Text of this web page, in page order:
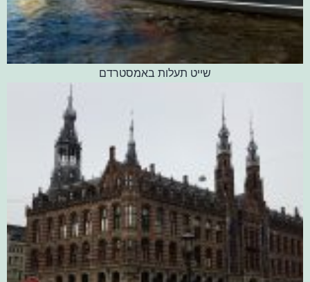
שייט תעלות באמסטרדם